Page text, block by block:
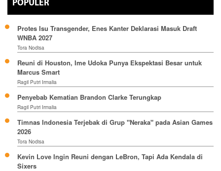
POPULER
Protes Isu Transgender, Enes Kanter Deklarasi Masuk Draft
WNBA 2027
Tora Nodisa
Reuni di Houston, Ime Udoka Punya Ekspektasi Besar untuk
Marcus Smart
Ragil Putri Irmalia
Penyebab Kematian Brandon Clarke Terungkap
Ragil Putri Irmalia
Timnas Indonesia Terjebak di Grup "Neraka" pada Asian Games
2026
Tora Nodisa
Kevin Love Ingin Reuni dengan LeBron, Tapi Ada Kendala di
Sixers